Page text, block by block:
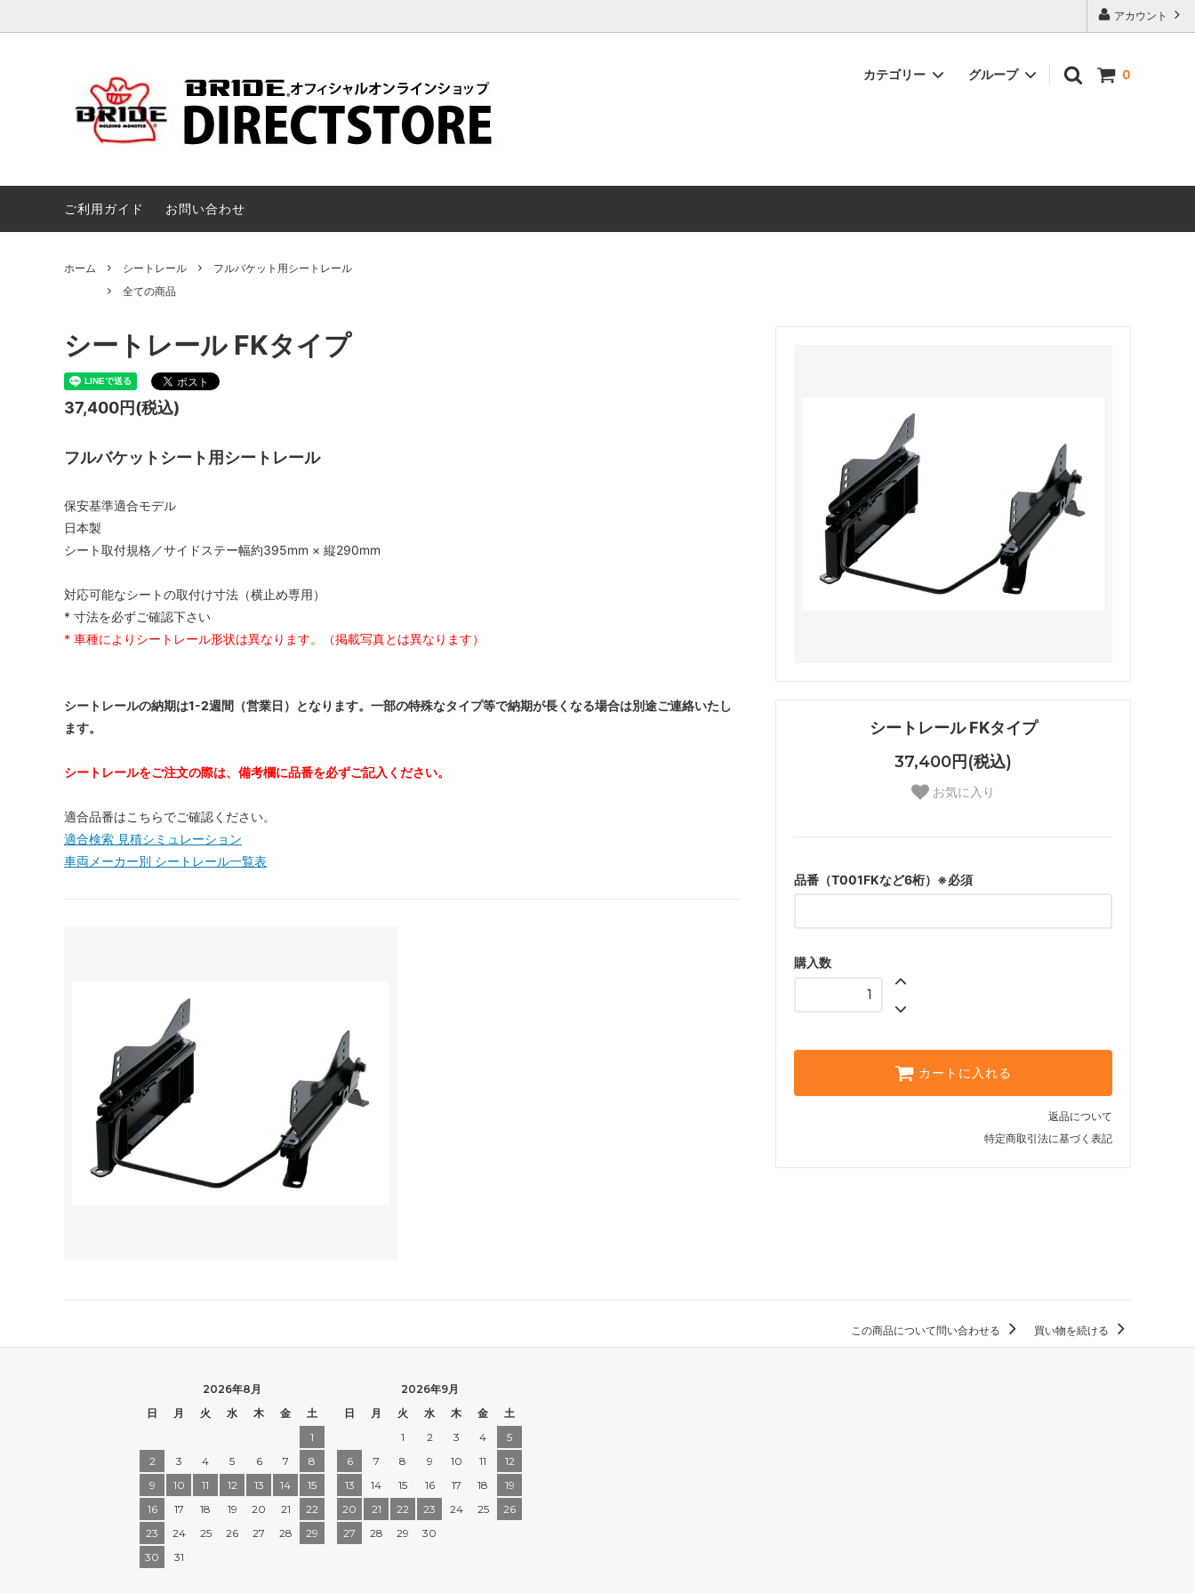
アカウント
0
カテゴリー
シート シートオプション
グループ
全ての商品
ご利用ガイド お問い合わせ
ホーム シートレール
フルバケット用シートレール
全ての商品
シートレール FKタイプ
37,400円(税込)
お気に入り
品番（T001FKなど6桁）※必須
購入数
カートに入れる
返品について
特定商取引法に基づく表記
シートレール FKタイプ
37,400円(税込)
フルバケットシート用シートレール
保安基準適合モデル
日本製
シート取付規格／サイドステー幅約395mm × 縦290mm
対応可能なシートの取付け寸法（横止め専用）
* 寸法を必ずご確認下さい
* 車種によりシートレール形状は異なります。（掲載写真とは異なります）
シートレールの納期は1-2週間（営業日）となります。一部の特殊なタイプ等で納期が長くなる場合は別途ご連絡いたし
ます。
シートレールをご注文の際は、備考欄に品番を必ずご記入ください。
適合品番はこちらでご確認ください。
適合検索 見積シミュレーション
車両メーカー別 シートレール一覧表
この商品について問い合わせる 買い物を続ける
2026年8月
日
月 火 水 木 金
土
1
2
3 4 5 6 7
8
9
10 11 12 13 14
15
16
17 18 19 20 21
22
23
24 25 26 27 28
29
30
31
2026年9月
日
月 火 水 木 金
土
1
2 3 4
5
6
7 8 9 10 11
12
13
14 15 16 17 18
19
20
21 22 23 24 25
26
27
28 29 30